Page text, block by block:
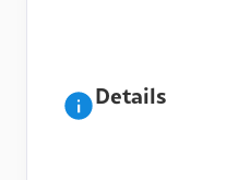
Details